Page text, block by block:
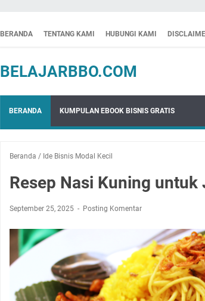
BERANDA TENTANG KAMI HUBUNGI KAMI
BELAJARBBO.COM
BERANDA KUMPULAN EBOOK BISNIS GRATIS
Beranda / Ide Bisnis Modal Kecil
Resep Nasi Kuning untuk
September 25, 2025 Posting Komentar